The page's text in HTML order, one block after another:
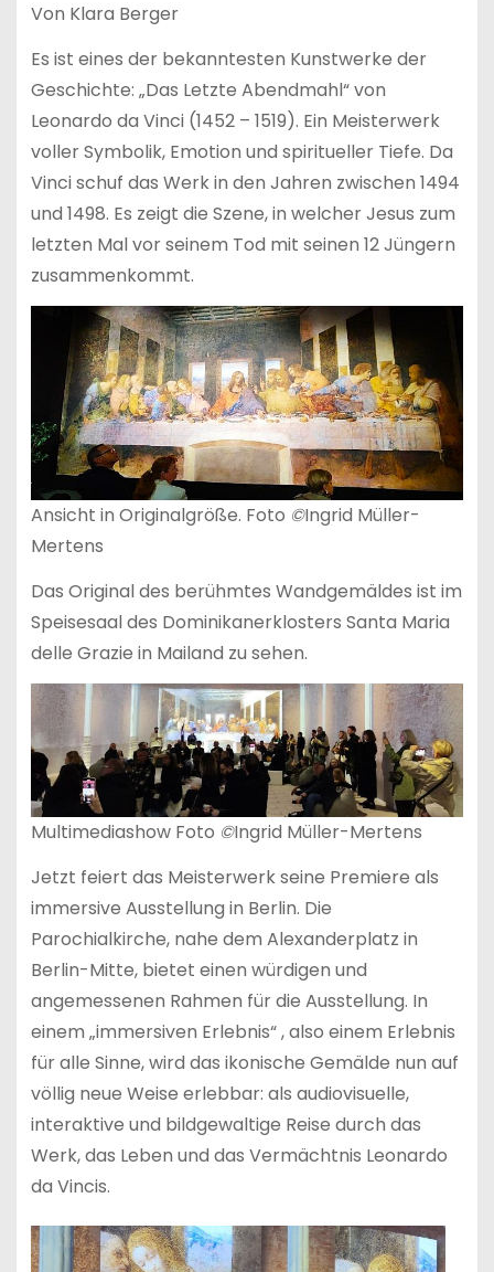
Von Klara Berger
Es ist eines der bekanntesten Kunstwerke der
Geschichte: „Das Letzte Abendmahl“ von
Leonardo da Vinci (1452 – 1519). Ein Meisterwerk
voller Symbolik, Emotion und spiritueller Tiefe. Da
Vinci schuf das Werk in den Jahren zwischen 1494
und 1498. Es zeigt die Szene, in welcher Jesus zum
letzten Mal vor seinem Tod mit seinen 12 Jüngern
zusammenkommt.
Ansicht in Originalgröße. Foto ©Ingrid Müller-
Mertens
Das Original des berühmtes Wandgemäldes ist im
Speisesaal des Dominikanerklosters Santa Maria
delle Grazie in Mailand zu sehen.
Multimediashow Foto ©Ingrid Müller-Mertens
Jetzt feiert das Meisterwerk seine Premiere als
immersive Ausstellung in Berlin. Die
Parochialkirche, nahe dem Alexanderplatz in
Berlin-Mitte, bietet einen würdigen und
angemessenen Rahmen für die Ausstellung. In
einem „immersiven Erlebnis“ , also einem Erlebnis
für alle Sinne, wird das ikonische Gemälde nun auf
völlig neue Weise erlebbar: als audiovisuelle,
interaktive und bildgewaltige Reise durch das
Werk, das Leben und das Vermächtnis Leonardo
da Vincis.